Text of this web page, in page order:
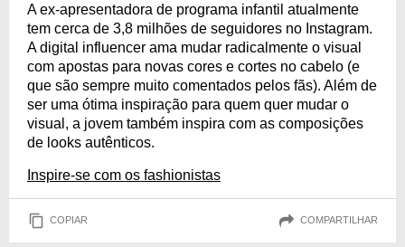
A ex-apresentadora de programa infantil atualmente
tem cerca de 3,8 milhões de seguidores no Instagram.
A digital influencer ama mudar radicalmente o visual
com apostas para novas cores e cortes no cabelo (e
que são sempre muito comentados pelos fãs). Além de
ser uma ótima inspiração para quem quer mudar o
visual, a jovem também inspira com as composições
de looks autênticos.
Inspire-se com os fashionistas
COPIAR COMPARTILHAR